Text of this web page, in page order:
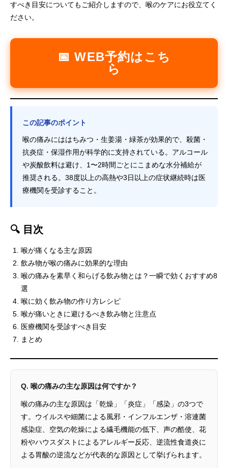
すべき目安についてもご紹介しますので、喉のケアにお役立てく
ださい。
📅 WEB予約はこち
ら
この記事のポイント
喉の痛みにははちみつ・生姜湯・緑茶が効果的で、殺菌・
抗炎症・保湿作用が科学的に支持されている。アルコール
や炭酸飲料は避け、1〜2時間ごとにこまめな水分補給が
推奨される。38度以上の高熱や3日以上の症状継続時は医
療機関を受診すること。
🔍 目次
喉が痛くなる主な原因
飲み物が喉の痛みに効果的な理由
喉の痛みを素早く和らげる飲み物とは？一瞬で効くおすすめ8
選
喉に効く飲み物の作り方レシピ
喉が痛いときに避けるべき飲み物と注意点
医療機関を受診すべき目安
まとめ
Q. 喉の痛みの主な原因は何ですか？
喉の痛みの主な原因は「乾燥」「炎症」「感染」の3つで
す。ウイルスや細菌による風邪・インフルエンザ・溶連菌
感染症、空気の乾燥による繊毛機能の低下、声の酷使、花
粉やハウスダストによるアレルギー反応、逆流性食道炎に
よる胃酸の逆流などが代表的な原因として挙げられます。